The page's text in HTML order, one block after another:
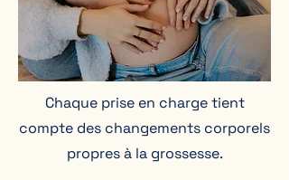
Chaque prise en charge tient
compte des changements corporels
propres à la grossesse.